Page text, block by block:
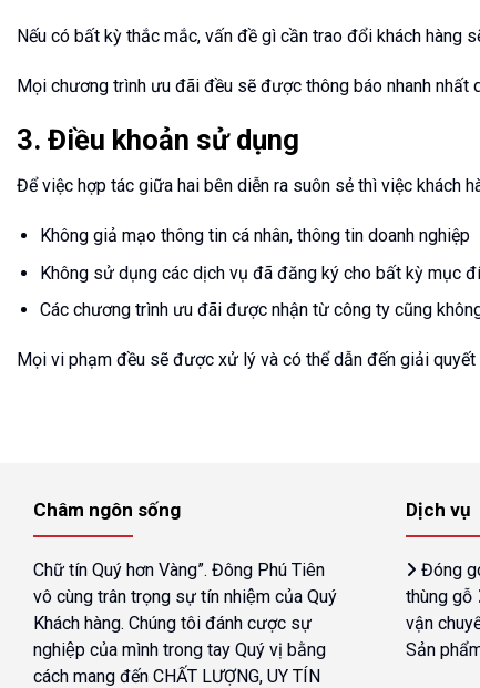
Nếu có bất kỳ thắc mắc, vấn đề gì cần trao đổi khách hàng
Mọi chương trình ưu đãi đều sẽ được thông báo nhanh nhất
3. Điều khoản sử dụng
Để việc hợp tác giữa hai bên diễn ra suôn sẻ thì việc khách
Không giả mạo thông tin cá nhân, thông tin doanh nghiệp
Không sử dụng các dịch vụ đã đăng ký cho bất kỳ mục
Các chương trình ưu đãi được nhận từ công ty cũng
Mọi vi phạm đều sẽ được xử lý và có thể dẫn đến giải quyết
Châm ngôn sống
Chữ tín Quý hơn Vàng”. Đông Phú Tiên
vô cùng trân trọng sự tín nhiệm của Quý
Khách hàng. Chúng tôi đánh cược sự
nghiệp của mình trong tay Quý vị bằng
cách mang đến CHẤT LƯỢNG, UY TÍN
Dịch vụ
Đóng
thùng gỗ
vận
Sản